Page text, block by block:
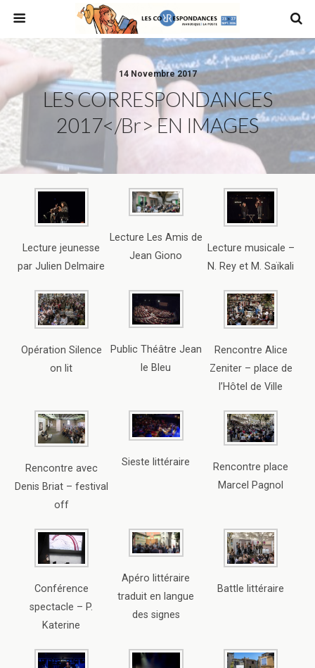
14 Novembre 2017
LES CORRESPONDANCES
2017</br> EN IMAGES
Lecture jeunesse
par Julien Delmaire
Lecture Les Amis de
Jean Giono
Lecture musicale –
N. Rey et M. Saïkali
Opération Silence
on lit
Public Théâtre Jean
le Bleu
Rencontre Alice
Zeniter – place de
l’Hôtel de Ville
Rencontre avec
Denis Briat – festival
off
Sieste littéraire
Rencontre place
Marcel Pagnol
Conférence
spectacle – P.
Katerine
Apéro littéraire
traduit en langue
des signes
Battle littéraire